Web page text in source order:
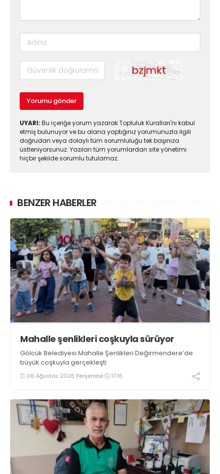
Yorumu gönder
UYARI: Bu içeriğe yorum yazarak Topluluk Kuralları'nı kabul
etmiş bulunuyor ve bu alana yaptığınız yorumunuzla ilgili
doğrudan veya dolaylı tüm sorumluluğu tek başınıza
üstleniyorsunuz. Yazılan tüm yorumlardan site yönetimi
hiçbir şekilde sorumlu tutulamaz.
BENZER HABERLER
Mahalle şenlikleri coşkuyla sürüyor
Gölcük Belediyesi Mahalle Şenlikleri Değirmendere’de
büyük coşkuyla gerçekleşti
06 Ağustos 2026 Perşembe 17:16